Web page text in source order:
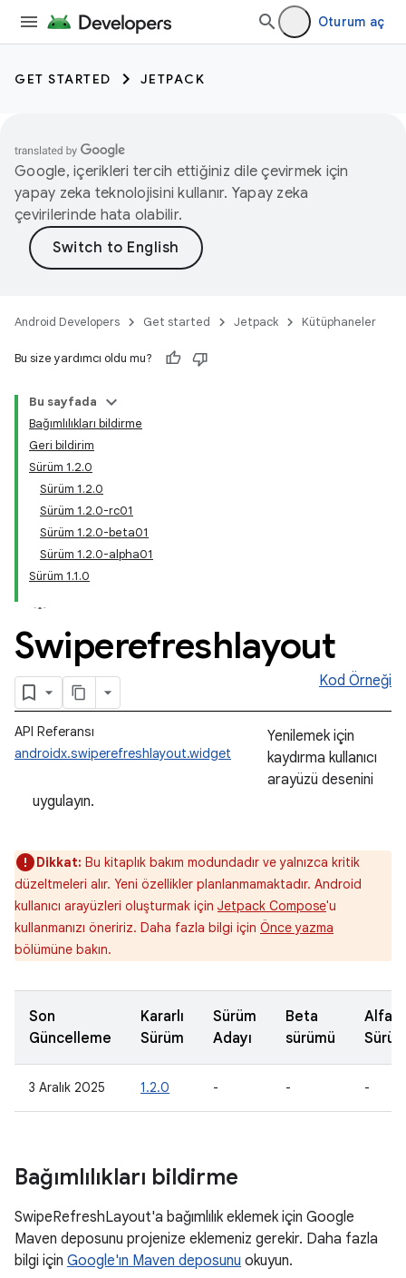
Oturum aç
GET STARTED JETPACK
Google, içerikleri tercih ettiğiniz dile çevirmek için
yapay zeka teknolojisini kullanır. Yapay zeka
çevirilerinde hata olabilir.
Android Developers Get started Jetpack Kütüphaneler
Bu size yardımcı oldu mu?
Bu sayfada
Bağımlılıkları bildirme
Geri bildirim
Sürüm 1.2.0
Sürüm 1.2.0
Sürüm 1.2.0-rc01
Sürüm 1.2.0-beta01
Sürüm 1.2.0-alpha01
Sürüm 1.1.0
Swiperefreshlayout
Kod Örneği
API Referansı
androidx.swiperefreshlayout.widget
Yenilemek için
kaydırma kullanıcı
arayüzü desenini
uygulayın.
Dikkat: Bu kitaplık bakım modundadır ve yalnızca kritik
düzeltmeleri alır. Yeni özellikler planlanmamaktadır. Android
kullanıcı arayüzleri oluşturmak için Jetpack Compose'u
kullanmanızı öneririz. Daha fazla bilgi için Önce yazma
bölümüne bakın.
Son
Güncelleme
Kararlı
Sürüm
Sürüm
Adayı
Beta
sürümü
Alfa
3 Aralık 2025 1.2.0 - - -
Bağımlılıkları bildirme
SwipeRefreshLayout'a bağımlılık eklemek için Google
Maven deposunu projenize eklemeniz gerekir. Daha fazla
bilgi için Google'ın Maven deposunu okuyun.